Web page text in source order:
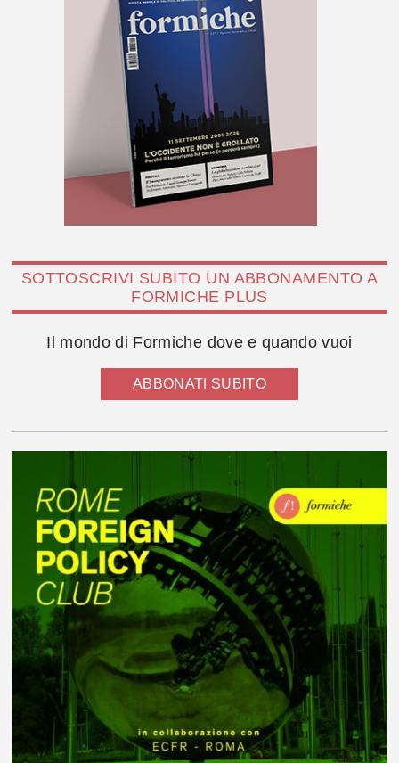
SOTTOSCRIVI SUBITO UN ABBONAMENTO A
FORMICHE PLUS
Il mondo di Formiche dove e quando vuoi
ABBONATI SUBITO